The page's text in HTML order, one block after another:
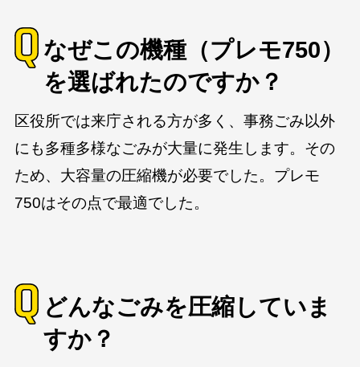
なぜこの機種（プレモ750）
を選ばれたのですか？
区役所では来庁される方が多く、事務ごみ以外
にも多種多様なごみが大量に発生します。その
ため、大容量の圧縮機が必要でした。プレモ
750はその点で最適でした。
どんなごみを圧縮していま
すか？